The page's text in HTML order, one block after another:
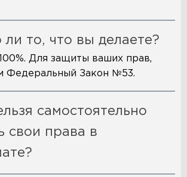
ли то, что вы делаете?
Для защиты ваших прав,
Федеральный Закон №53.
самостоятельно
свои права в